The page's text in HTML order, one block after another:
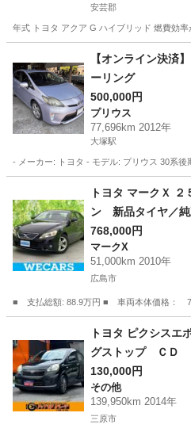
安芸郡
年式 トヨタ アクア G ハイブリッド 燃費効
アクア
【オンライン決済
ーリング
500,000円
プリウス
77,696km 2012年
大塚駅
- メーカー: トヨタ - モデル: プリウス 30系
大塚駅 プリウス
トヨタ マークＸ
ン 新品タイヤ／
ーダー 社外／ヘッ
ＥＢＤ付ＡＢＳ／
ィ／ＭＴモード付
768,000円
マークX
51,000km 2010年
広島市
■ 支払総額: 88.9万円 ■ 車両本体価格：
マークX
トヨタ ピクシス
グストップ ＣＤ
可 キーレスエン
コン パワーウィ
ＡＢＳ 横滑り防
130,000円
その他
139,950km 2014年
三原市